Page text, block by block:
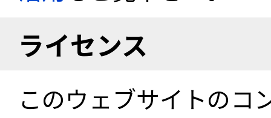
ライセンス
このウェブサイトのコ